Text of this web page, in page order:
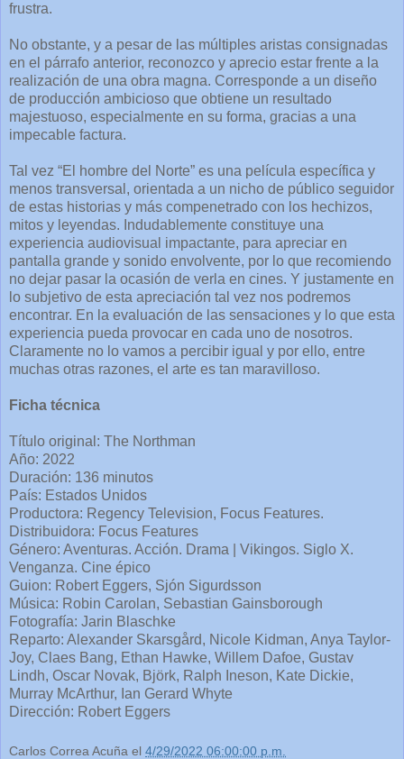
frustra.
No obstante, y a pesar de las múltiples aristas consignadas
en el párrafo anterior, reconozco y aprecio estar frente a la
realización de una obra magna. Corresponde a un diseño
de producción ambicioso que obtiene un resultado
majestuoso, especialmente en su forma, gracias a una
impecable factura.
Tal vez “El hombre del Norte” es una película específica y
menos transversal, orientada a un nicho de público seguidor
de estas historias y más compenetrado con los hechizos,
mitos y leyendas. Indudablemente constituye una
experiencia audiovisual impactante, para apreciar en
pantalla grande y sonido envolvente, por lo que recomiendo
no dejar pasar la ocasión de verla en cines. Y justamente en
lo subjetivo de esta apreciación tal vez nos podremos
encontrar. En la evaluación de las sensaciones y lo que esta
experiencia pueda provocar en cada uno de nosotros.
Claramente no lo vamos a percibir igual y por ello, entre
muchas otras razones, el arte es tan maravilloso.
Ficha técnica
Título original: The Northman
Año: 2022
Duración: 136 minutos
País: Estados Unidos
Productora: Regency Television, Focus Features.
Distribuidora: Focus Features
Género: Aventuras. Acción. Drama | Vikingos. Siglo X.
Venganza. Cine épico
Guion: Robert Eggers, Sjón Sigurdsson
Música: Robin Carolan, Sebastian Gainsborough
Fotografía: Jarin Blaschke
Reparto: Alexander Skarsgård, Nicole Kidman, Anya Taylor-
Joy, Claes Bang, Ethan Hawke, Willem Dafoe, Gustav
Lindh, Oscar Novak, Björk, Ralph Ineson, Kate Dickie,
Murray McArthur, Ian Gerard Whyte
Dirección: Robert Eggers
Carlos Correa Acuña el 4/29/2022 06:00:00 p.m.